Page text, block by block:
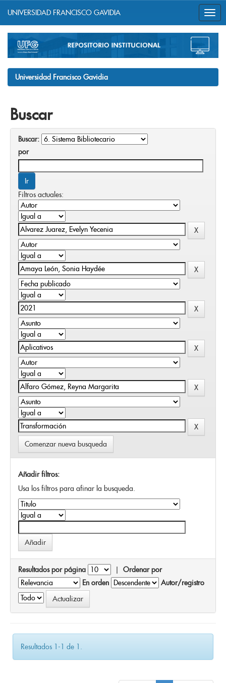
navigation
UNIVERSIDAD FRANCISCO GAVIDIA
Universidad Francisco Gavidia
Buscar
Buscar:
por
Filtros actuales:
Comenzar nueva busqueda
Añadir filtros:
Usa los filtros para afinar la busqueda.
Resultados por página | Ordenar por
En orden
Autor/registro
Resultados 1-1 de 1.